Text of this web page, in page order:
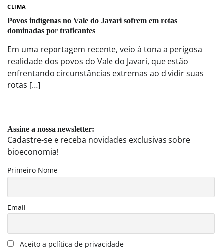
CLIMA
Povos indígenas no Vale do Javari sofrem em rotas
dominadas por traficantes
Em uma reportagem recente, veio à tona a perigosa
realidade dos povos do Vale do Javari, que estão
enfrentando circunstâncias extremas ao dividir suas
rotas […]
Assine a nossa newsletter:
Cadastre-se e receba novidades exclusivas sobre
bioeconomia!
Primeiro Nome
Email
Aceito a política de privacidade